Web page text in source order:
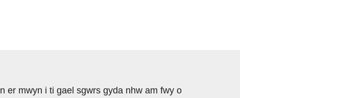
er mwyn i ti gael sgwrs gyda nhw am fwy o